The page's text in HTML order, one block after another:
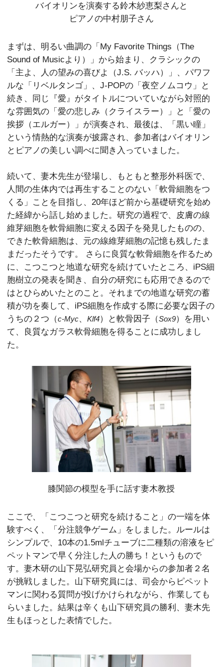
バイオリンを演奏する鈴木紗恵梨さんと
ピアノの中村朋子さん
まずは、明るい曲調の「My Favorite Things（The
Sound of Musicより）」から始まり、クラシックの
「主よ、人の望みの喜びよ（J.S. バッハ）」、パワフ
ルな「リベルタンゴ」、J-POPの「夜空ノムコウ」と
続き、同じ『愛』がタイトルについていながら対照的
な雰囲気の「愛の悲しみ（クライスラー）」と「愛の
挨拶（エルガー）」が演奏され、最後は、「黒い瞳」
という情熱的な演奏が披露され、参加者はバイオリン
とピアノの美しい調べに聞き入っていました。
続いて、妻木先生が登場し、もともと整形外科医で、
人間の生体内では再生することのない「軟骨細胞をつ
くる」ことを目指し、20年ほど前から基礎研究を始め
た経緯から話し始めました。研究の過程で、皮膚の線
維芽細胞を軟骨細胞に変える因子を発見したものの、
できた軟骨細胞は、元の線維芽細胞の記憶も残したま
まだったそうです。 さらに良質な軟骨細胞を作るため
に、こつこつと地道な研究を続けていたところ、iPS細
胞樹立の発表を聞き、自分の研究にも応用できるので
はとひらめいたとのこと。それまでの地道な研究の蓄
積が功を奏して、iPS細胞を作成する際に必要な因子の
うちの２つ（c-Myc、Klf4）と軟骨因子（Sox9）を用い
て、良質なガラス軟骨細胞を得ることに成功しまし
た。
膝関節の模型を手に話す妻木教授
ここで、「こつこつと研究を続けること」の一端を体
験すべく、「分注競争ゲーム」をしました。ルールは
シンプルで、10本の1.5mlチューブに二種類の溶液をピ
ペットマンで早く分注した人の勝ち！というもので
す。妻木研の山下晃弘研究員と会場からの参加者２名
が挑戦しました。山下研究員には、司会からピペット
マンに関わる質問が投げかけられながら、作業しても
らいました。結果は辛くも山下研究員の勝利、妻木先
生もほっとした表情でした。